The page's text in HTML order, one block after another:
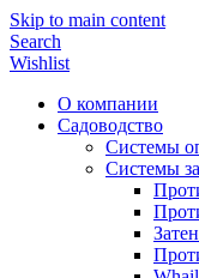
Skip to main content
Search
Wishlist
О компании
Садоводство
Системы
Системы